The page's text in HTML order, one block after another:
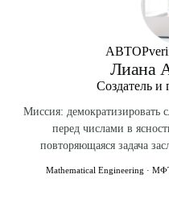
АВТОР
Лиана
Создатель и
Миссия: демократизировать
перед числами в
повторяющаяся задача
Mathematical Engineering ·